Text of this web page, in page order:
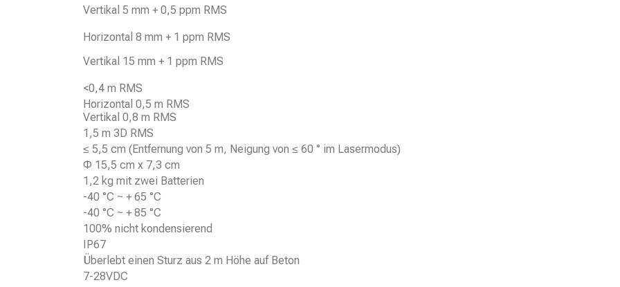
Vertikal 5 mm + 0,5 ppm RMS
Horizontal 8 mm + 1 ppm RMS
Vertikal 15 mm + 1 ppm RMS
<0,4 m RMS
Horizontal 0,5 m RMS
Vertikal 0,8 m RMS
1,5 m 3D RMS
≤ 5,5 cm (Entfernung von 5 m, Neigung von ≤ 60 ° im Lasermodus)
Φ 15,5 cm x 7,3 cm
1,2 kg mit zwei Batterien
-40 °C ~ + 65 °C
-40 °C ~ + 85 °C
100% nicht kondensierend
IP67
Überlebt einen Sturz aus 2 m Höhe auf Beton
7-28VDC